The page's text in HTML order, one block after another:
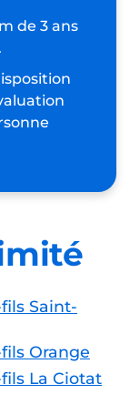
de 3 ans
Saint-
Orange
La Ciotat